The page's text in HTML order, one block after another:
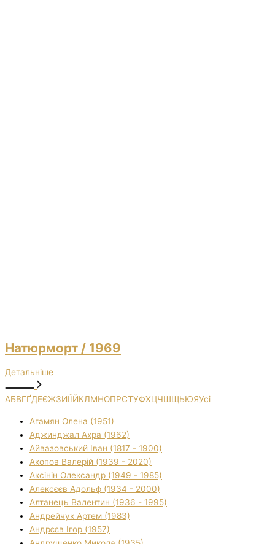
Натюрморт / 1969
Детальніше
АБВГҐДЕЄЖЗИІЇЙКЛМНОПРСТУФХЦЧШЩЬЮЯУсі
Агамян Олена (1951)
Аджинджал Ахра (1962)
Айвазовський Іван (1817 - 1900)
Акопов Валерій (1939 - 2020)
Аксінін Олександр (1949 - 1985)
Алексєєв Адольф (1934 - 2000)
Алтанець Валентин (1936 - 1995)
Андрейчук Артем (1983)
Андрєєв Ігор (1957)